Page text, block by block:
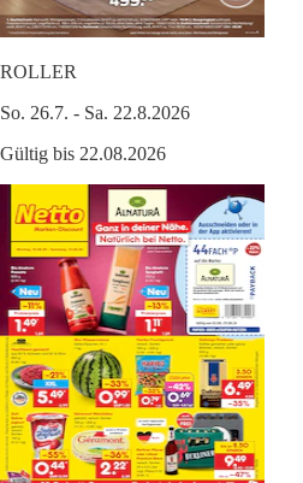
ROLLER
So. 26.7. - Sa. 22.8.2026
Gültig bis 22.08.2026